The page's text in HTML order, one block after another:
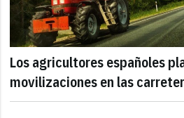
Los agricultores españoles
movilizaciones en las